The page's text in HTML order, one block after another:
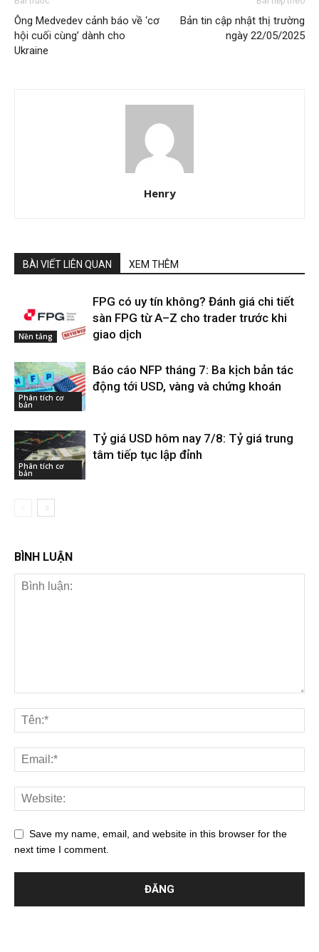
Ông Medvedev cảnh báo về ‘cơ
hội cuối cùng’ dành cho
Ukraine
Bản tin cập nhật thị trường
ngày 22/05/2025
Henry
BÀI VIẾT LIÊN QUAN XEM THÊM
Nền tảng
FPG có uy tín không? Đánh giá chi tiết
sàn FPG từ A–Z cho trader trước khi
giao dịch
Phân tích cơ
bản
Báo cáo NFP tháng 7: Ba kịch bản tác
động tới USD, vàng và chứng khoán
Phân tích cơ
bản
Tỷ giá USD hôm nay 7/8: Tỷ giá trung
tâm tiếp tục lập đỉnh
BÌNH LUẬN
Save my name, email, and website in this browser for the
next time I comment.